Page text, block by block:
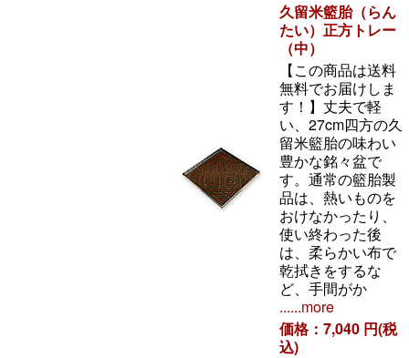
久留米籃胎（らん
たい）正方トレー
（中）
【この商品は送料
無料でお届けしま
す！】丈夫で軽
い、27cm四方の久
留米籃胎の味わい
豊かな銘々盆で
す。通常の籃胎製
品は、熱いものを
おけなかったり、
使い終わった後
は、柔らかい布で
乾拭きをするな
ど、手間がか
......more
価格：7,040 円(税
込)